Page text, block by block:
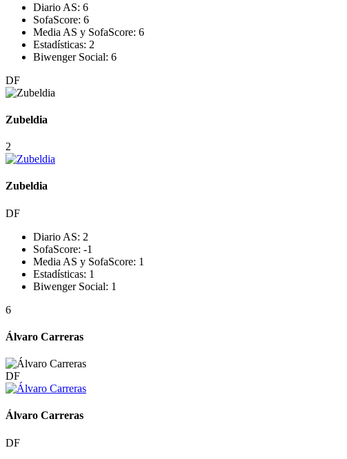
Diario AS: 6
SofaScore: 6
Media AS y SofaScore: 6
Estadísticas: 2
Biwenger Social: 6
DF
Zubeldia
2
Zubeldia
DF
Diario AS: 2
SofaScore: -1
Media AS y SofaScore: 1
Estadísticas: 1
Biwenger Social: 1
6
Álvaro Carreras
DF
Álvaro Carreras
DF